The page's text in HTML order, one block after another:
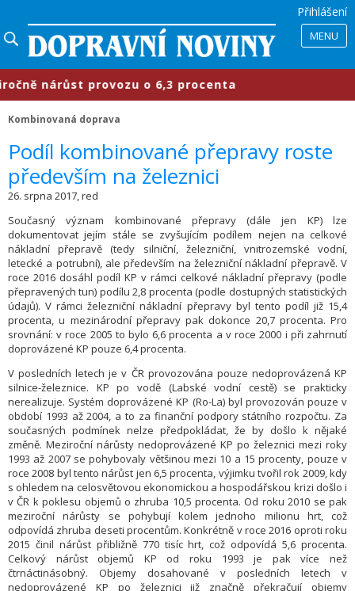
Přihlášení
MENU
provozu o 6,3 procenta
Kombinovaná doprava
​Podíl kombinované přepravy roste
především na železnici
26. srpna 2017, red
Současný význam kombinované přepravy (dále jen KP) lze
dokumentovat jejím stále se zvyšujícím podílem nejen na celkové
nákladní přepravě (tedy silniční, železniční, vnitrozemské vodní,
letecké a potrubní), ale především na železniční nákladní přepravě. V
roce 2016 dosáhl podíl KP v rámci celkové nákladní přepravy (podle
přepravených tun) podílu 2,8 procenta (podle dostupných statistických
údajů). V rámci železniční nákladní přepravy byl tento podíl již 15,4
procenta, u mezinárodní přepravy pak dokonce 20,7 procenta. Pro
srovnání: v roce 2005 to bylo 6,6 procenta a v roce 2000 i při zahrnutí
doprovázené KP pouze 6,4 procenta.
V posledních letech je v ČR provozována pouze nedoprovázená KP
silnice-železnice. KP po vodě (Labské vodní cestě) se prakticky
nerealizuje. Systém doprovázené KP (Ro-La) byl provozován pouze v
období 1993 až 2004, a to za finanční podpory státního rozpočtu. Za
současných podmínek nelze předpokládat, že by došlo k nějaké
změně. Meziroční nárůsty nedoprovázené KP po železnici mezi roky
1993 až 2007 se pohybovaly většinou mezi 10 a 15 procenty, pouze v
roce 2008 byl tento nárůst jen 6,5 procenta, výjimku tvořil rok 2009, kdy
s ohledem na celosvětovou ekonomickou a hospodářskou krizi došlo i
v ČR k poklesu objemů o zhruba 10,5 procenta. Od roku 2010 se pak
meziroční nárůsty se pohybují kolem jednoho milionu hrt, což
odpovídá zhruba deseti procentům. Konkrétně v roce 2016 oproti roku
2015 činil nárůst přibližně 770 tisíc hrt, což odpovídá 5,6 procenta.
Celkový nárůst objemů KP od roku 1993 je pak více než
čtrnáctinásobný. Objemy dosahované v posledních letech v
nedoprovázené KP po železnici již značně překračují objemy